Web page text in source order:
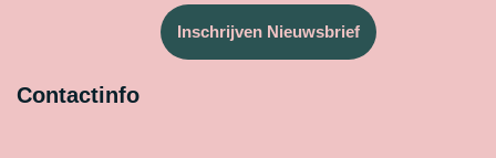
Inschrijven Nieuwsbrief
Contactinfo